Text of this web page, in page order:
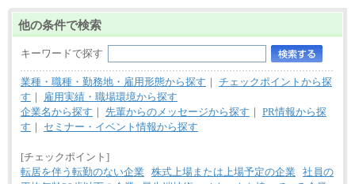
他の条件で検索
キーワードで探す
業種・職種・勤務地・雇用形態から探す ｜ チェックポイントから探
す ｜
雇用実績・職場環境から探す
企業名から探す ｜ 先輩からのメッセージから探す ｜ PR情報から探
す ｜ セミナー・イベント情報から探す
[チェックポイント]
転居を伴う転勤のない企業 株式上場または上場予定の企業 社員の